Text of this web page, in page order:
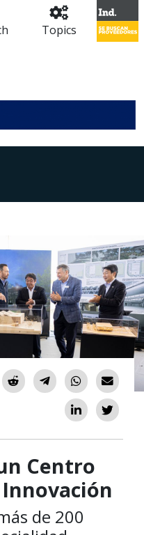
Topics
Centro
de 200